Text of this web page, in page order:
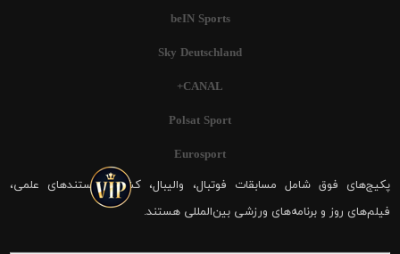
beIN Sports
Sky Deutschland
CANAL+
Polsat Sport
Eurosport
پکیج‌های فوق شامل مسابقات فوتبال، والیبال، کشتی، مستندهای علمی،
فیلم‌های روز و برنامه‌های ورزشی بین‌المللی هستند.